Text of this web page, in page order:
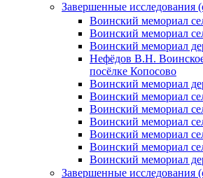
Завершенные исследования
Воинский мемориал
Воинский мемориал
Воинский мемориал
Нефёдов В.Н.
посёлке Копосово
Воинский мемориал
Воинский мемориал
Воинский мемориал
Воинский мемориал
Воинский мемориал
Воинский мемориал
Воинский мемориал
Завершенные